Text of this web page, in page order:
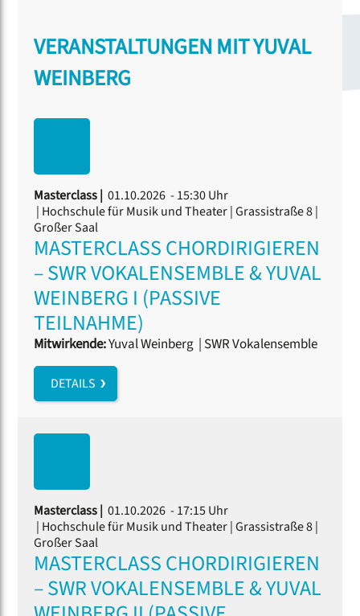
VERANSTALTUNGEN MIT YUVAL
WEINBERG
Masterclass | 01.10.2026 - 15:30 Uhr
| Hochschule für Musik und Theater | Grassistraße 8 |
Großer Saal
MASTERCLASS CHORDIRIGIEREN
– SWR VOKALENSEMBLE & YUVAL
WEINBERG I (PASSIVE
TEILNAHME)
Mitwirkende:Yuval Weinberg | SWR Vokalensemble
DETAILS
Masterclass | 01.10.2026 - 17:15 Uhr
| Hochschule für Musik und Theater | Grassistraße 8 |
Großer Saal
MASTERCLASS CHORDIRIGIEREN
– SWR VOKALENSEMBLE & YUVAL